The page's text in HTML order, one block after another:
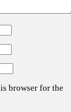
browser for the